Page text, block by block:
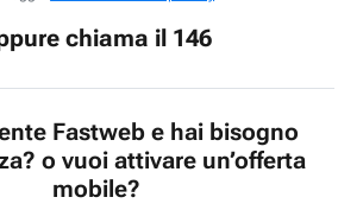
chiama il 146
Fastweb e hai bisogno
o vuoi attivare un’offerta
mobile?